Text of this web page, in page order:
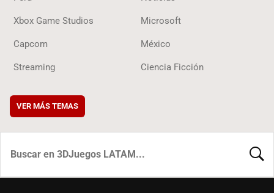
Xbox Game Studios Microsoft
Capcom México
Streaming Ciencia Ficción
VER MÁS TEMAS